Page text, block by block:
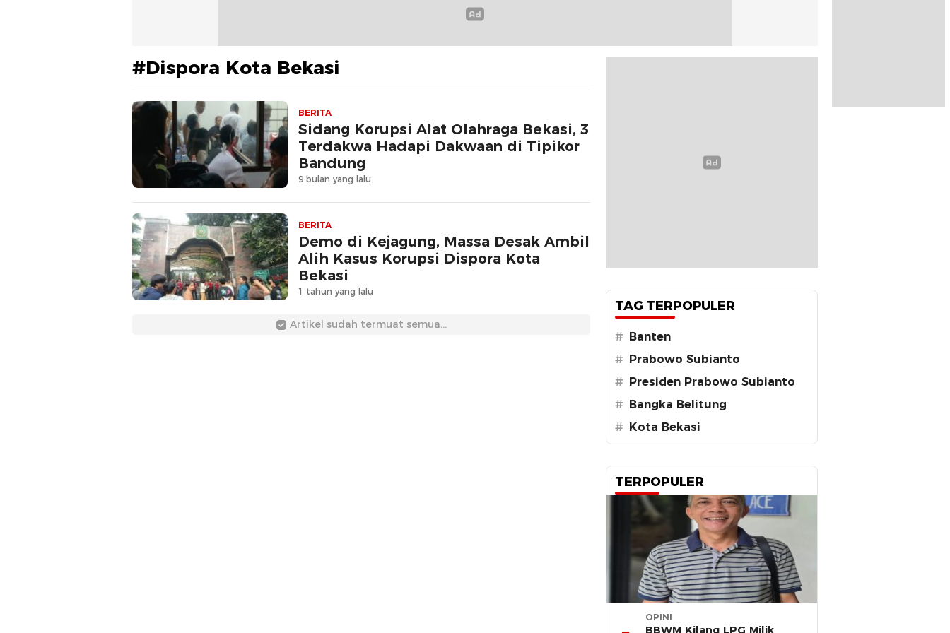
#Dispora Kota Bekasi
BERITA
Sidang Korupsi Alat Olahraga Bekasi, 3
Terdakwa Hadapi Dakwaan di Tipikor
Bandung
9 bulan yang lalu
BERITA
Demo di Kejagung, Massa Desak Ambil
Alih Kasus Korupsi Dispora Kota
Bekasi
1 tahun yang lalu
Artikel sudah termuat semua...
TAG TERPOPULER
# Banten
# Prabowo Subianto
# Presiden Prabowo Subianto
# Bangka Belitung
# Kota Bekasi
TERPOPULER
OPINI
BBWM Kilang LPG Milik